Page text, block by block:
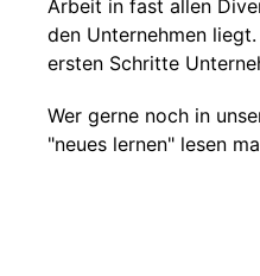
Arbeit in fast allen
den Unternehmen
ersten Schritte
Wer gerne noch in
"neues lernen" lesen